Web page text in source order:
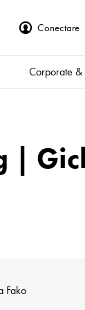
Conectare
Corporate &
Fako